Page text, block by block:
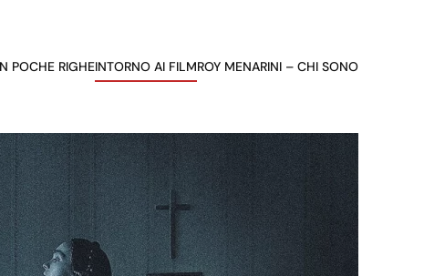
POCHE RIGHEINTORNO AI FILMROY MENARINI – CHI SONO